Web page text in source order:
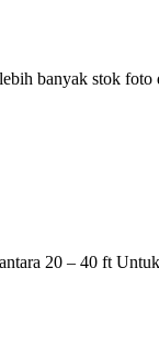
banyak stok
20 – 40 ft